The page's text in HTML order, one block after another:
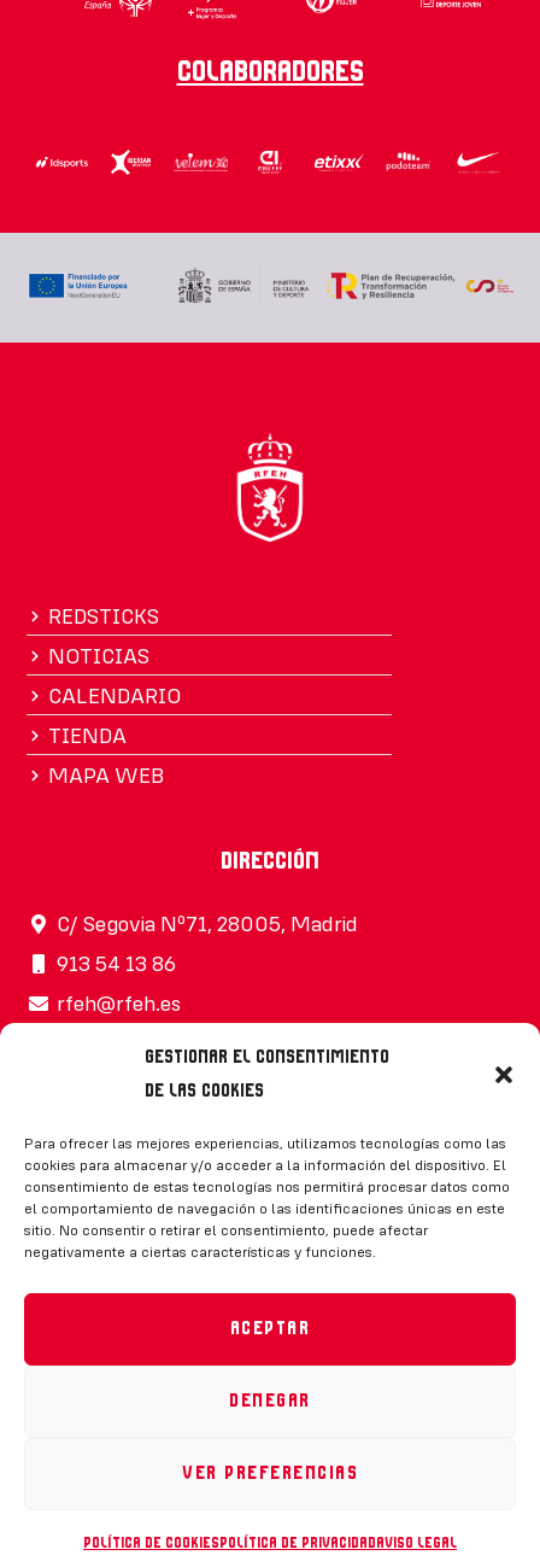
Gestionar el consentimiento
de las cookies
Para ofrecer las mejores experiencias, utilizamos tecnologías como las
cookies para almacenar y/o acceder a la información del dispositivo. El
consentimiento de estas tecnologías nos permitirá procesar datos como
el comportamiento de navegación o las identificaciones únicas en este
sitio. No consentir o retirar el consentimiento, puede afectar
negativamente a ciertas características y funciones.
Aceptar
Denegar
Ver preferencias
Política de cookies Política de privacidadAviso legal
Colaboradores
REDSTICKS
NOTICIAS
CALENDARIO
TIENDA
MAPA WEB
Dirección
C/ Segovia Nº71, 28005, Madrid
913 54 13 86
rfeh@rfeh.es
Síguenos
Desarrollado por